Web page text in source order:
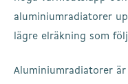
aluminiumradiatorer
lägre elräkning som
Aluminiumradiatorer